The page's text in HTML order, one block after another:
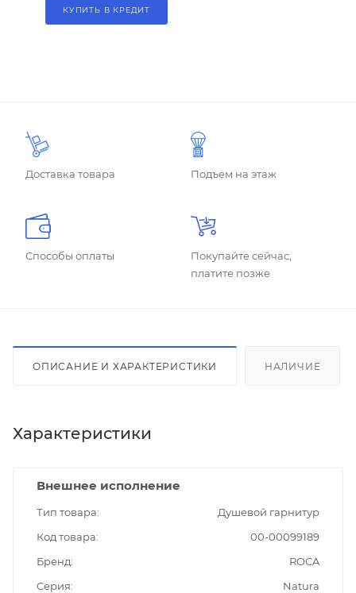
КУПИТЬ В КРЕДИТ
Доставка товара Подъем на этаж
Способы оплаты
Покупайте сейчас,
платите позже
ОПИСАНИЕ И ХАРАКТЕРИСТИКИ НАЛИЧИЕ
Характеристики
Внешнее исполнение
Тип товара
Душевой гарнитур
Код товара
00-00099189
Бренд
ROCA
Серия
Natura